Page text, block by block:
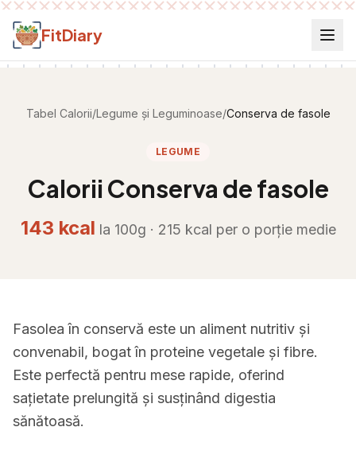
Salt la conținut
FitDiary
Tabel Calorii/Legume și Leguminoase/Conserva de fasole
LEGUME
Calorii Conserva de fasole
143 kcal la 100g · 215 kcal per o porție medie
Fasolea în conservă este un aliment nutritiv și
convenabil, bogat în proteine vegetale și fibre.
Este perfectă pentru mese rapide, oferind
sațietate prelungită și susținând digestia
sănătoasă.